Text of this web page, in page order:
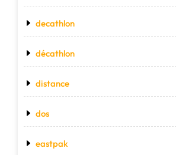
decathlon
décathlon
distance
dos
eastpak